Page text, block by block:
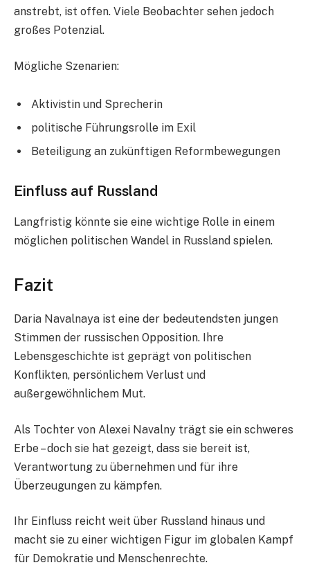
anstrebt, ist offen. Viele Beobachter sehen jedoch
großes Potenzial.
Mögliche Szenarien:
Aktivistin und Sprecherin
politische Führungsrolle im Exil
Beteiligung an zukünftigen Reformbewegungen
Einfluss auf Russland
Langfristig könnte sie eine wichtige Rolle in einem
möglichen politischen Wandel in Russland spielen.
Fazit
Daria Navalnaya ist eine der bedeutendsten jungen
Stimmen der russischen Opposition. Ihre
Lebensgeschichte ist geprägt von politischen
Konflikten, persönlichem Verlust und
außergewöhnlichem Mut.
Als Tochter von Alexei Navalny trägt sie ein schweres
Erbe – doch sie hat gezeigt, dass sie bereit ist,
Verantwortung zu übernehmen und für ihre
Überzeugungen zu kämpfen.
Ihr Einfluss reicht weit über Russland hinaus und
macht sie zu einer wichtigen Figur im globalen Kampf
für Demokratie und Menschenrechte.